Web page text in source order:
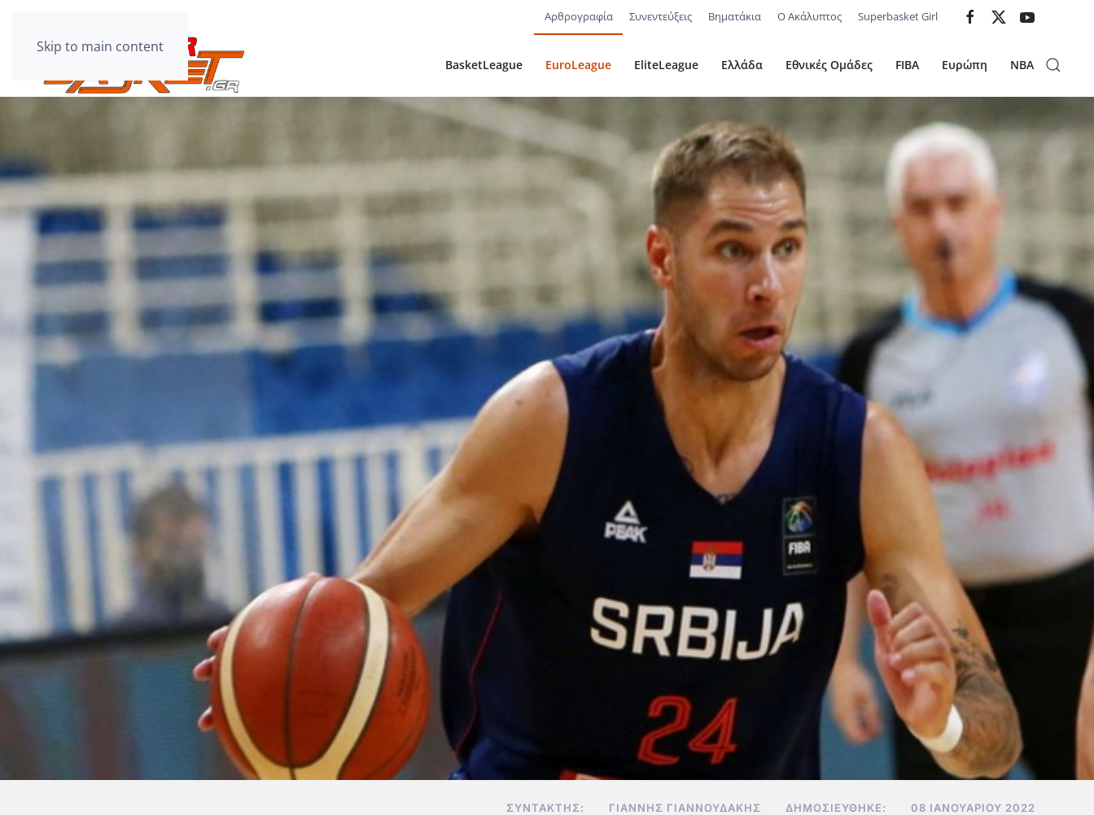
Skip to main content
Αρθρογραφία Συνεντεύξεις Βηματάκια Ο Ακάλυπτος Superbasket Girl
BasketLeague EuroLeague EliteLeague Ελλάδα Εθνικές Ομάδες FIBA Ευρώπη NBA
ΣΥΝΤΆΚΤΗΣ: ΓΙΆΝΝΗΣ ΓΙΑΝΝΟΥΔΆΚΗΣ ΔΗΜΟΣΙΕΎΘΗΚΕ: 08 ΙΑΝΟΥΑΡΊΟΥ 2022